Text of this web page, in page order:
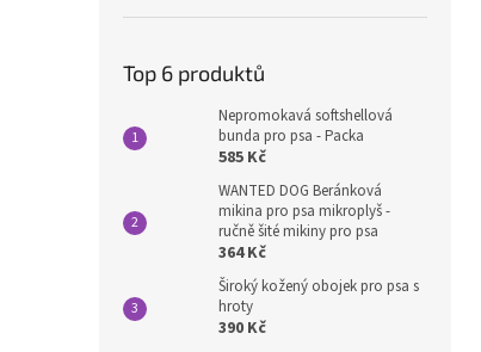
Top 6 produktů
Nepromokavá softshellová
bunda pro psa - Packa
585 Kč
WANTED DOG Beránková
mikina pro psa mikroplyš -
ručně šité mikiny pro psa
364 Kč
Široký kožený obojek pro psa s
hroty
390 Kč